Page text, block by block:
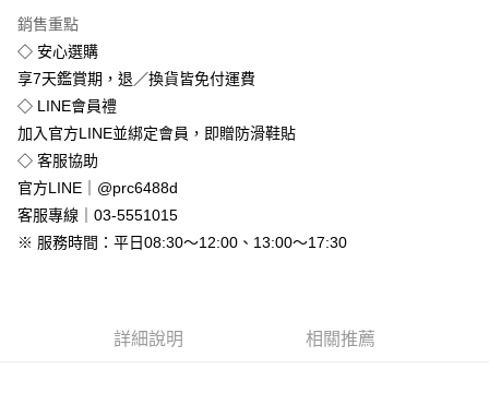
全盈+PAY
運送方式
全家付款取貨
免運費
付款後全家取貨
免運費
7-11付款取貨
銷售重點
◇ 安心選購
享7天鑑賞期，退／換貨皆免付運費
◇ LINE會員禮
加入官方LINE並綁定會員，即贈防滑鞋貼
◇ 客服協助
官方LINE｜@prc6488d
客服專線｜03-5551015
※ 服務時間：平日08:30～12:00、13:00～17:30
詳細說明 相關推薦